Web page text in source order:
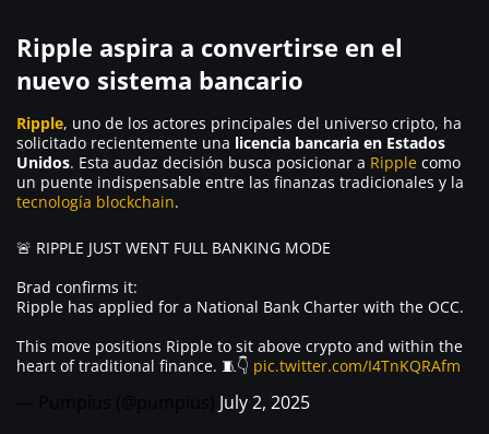
Ripple aspira a convertirse en el
nuevo sistema bancario
Ripple, uno de los actores principales del universo cripto, ha
solicitado recientemente una licencia bancaria en Estados
Unidos. Esta audaz decisión busca posicionar a Ripple como
un puente indispensable entre las finanzas tradicionales y la
tecnología blockchain.
🚨 RIPPLE JUST WENT FULL BANKING MODE
Brad confirms it:
Ripple has applied for a National Bank Charter with the OCC.
This move positions Ripple to sit above crypto and within the
heart of traditional finance. 🧵👇 pic.twitter.com/I4TnKQRAfm
July 2, 2025